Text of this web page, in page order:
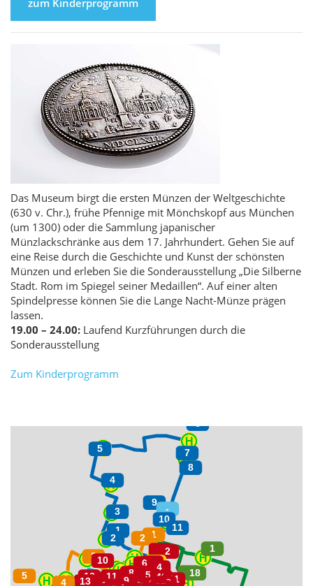
Das Museum birgt die ersten Münzen der Weltgeschichte
(630 v. Chr.), frühe Pfennige mit Mönchskopf aus München
(um 1300) oder die Sammlung japanischer
Münzlackschränke aus dem 17. Jahrhundert. Gehen Sie auf
eine Reise durch die Geschichte und Kunst der schönsten
Münzen und erleben Sie die Sonderausstellung „Die Silberne
Stadt. Rom im Spiegel seiner Medaillen“. Auf einer alten
Spindelpresse können Sie die Lange Nacht-Münze prägen
lassen.
19.00 – 24.00: Laufend Kurzführungen durch die
Sonderausstellung
Zum Kinderprogramm